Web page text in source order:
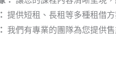
提供短租、長租等多種租借
我們有專業的團隊為您提供